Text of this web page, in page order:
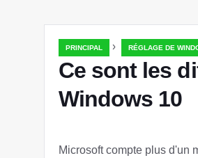
PRINCIPAL › RÉGLAGE DE
Ce sont les
Windows 10
Microsoft compte plus d'un